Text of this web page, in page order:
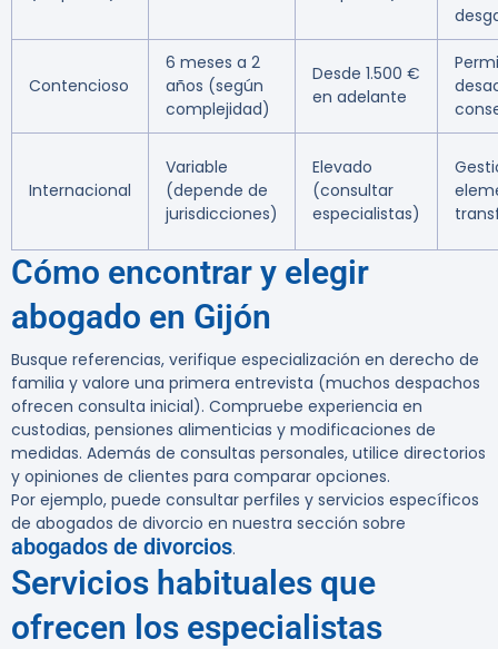
Contencioso
6 meses a 2
años (según
complejidad)
Desde 1.500 €
en adelante
Internacional
Variable
(depende de
jurisdicciones)
Elevado
(consultar
especialistas)
Cómo encontrar y elegir
abogado en Gijón
Busque referencias, verifique especialización en derecho de
familia y valore una primera entrevista (muchos despachos
ofrecen consulta inicial). Compruebe experiencia en
custodias, pensiones alimenticias y modificaciones de
medidas. Además de consultas personales, utilice directorios
y opiniones de clientes para comparar opciones.
Por ejemplo, puede consultar perfiles y servicios específicos
de abogados de divorcio en nuestra sección sobre
abogados de divorcios.
Servicios habituales que
ofrecen los especialistas